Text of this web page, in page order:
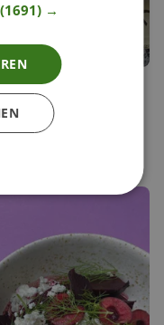
27
Speichern
Rhabarber-Creme
Antje Seebach
(1691) →